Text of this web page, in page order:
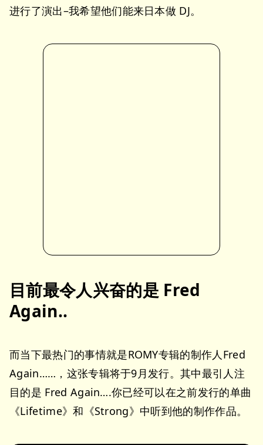
进行了演出–我希望他们能来日本做 DJ。
目前最令人兴奋的是 Fred
Again..
而当下最热门的事情就是ROMY专辑的制作人Fred
Again……，这张专辑将于9月发行。其中最引人注
目的是 Fred Again….你已经可以在之前发行的单曲
《Lifetime》和《Strong》中听到他的制作作品。